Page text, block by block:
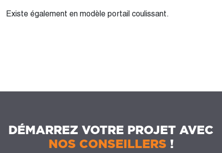
Existe également en modèle portail coulissant.
DÉMARREZ VOTRE PROJET AVEC
NOS CONSEILLERS !